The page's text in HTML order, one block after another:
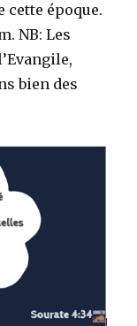
cette époque.
NB: Les
bien des